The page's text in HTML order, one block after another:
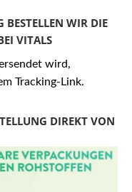
WIR DIE
VITALS
wird,
Tracking-Link.
DIREKT VON